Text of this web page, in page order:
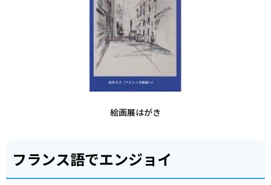
絵画展はがき
フランス語でエンジョイ